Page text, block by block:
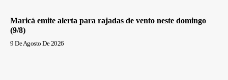
Maricá emite alerta para rajadas de vento neste domingo
(9/8)
9 De Agosto De 2026